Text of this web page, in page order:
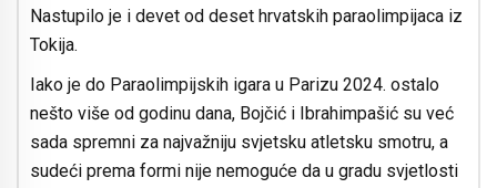
Nastupilo je i devet od deset hrvatskih paraolimpijaca iz
Tokija.
Iako je do Paraolimpijskih igara u Parizu 2024. ostalo
nešto više od godinu dana, Bojčić i Ibrahimpašić su već
sada spremni za najvažniju svjetsku atletsku smotru, a
sudeći prema formi nije nemoguće da u gradu svjetlosti